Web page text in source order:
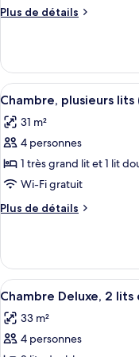
type
de
Suite
Exécutive
Plus de détails
Plus
le
type
de
Suite
Exécutive
Afficher
toutes
les
photos
pour
ce
type
de
Chambre,
plusieurs
lits
(1
King
&
8
Chambre, plusieurs lits
31 m²
4 personnes
1 très grand lit et 1 lit
Wi-Fi gratuit
Plus de détails
Plus
le
type
de
Chambre,
plusieurs
Afficher
toutes
les
photos
4
Chambre Deluxe, 2 lits
33 m²
4 personnes